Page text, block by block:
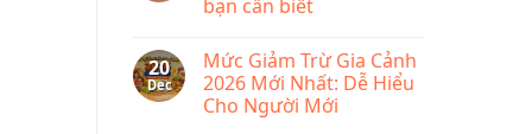
Chóng,
Phần
Mềm
Lý
Bán
Hàng
Nào
Tốt
bạn cần biết
on
Cập
nhật
mới
20
Dec
Mức Giảm Trừ Gia Cảnh
2026 Mới Nhất: Dễ Hiểu
Cho Người Mới